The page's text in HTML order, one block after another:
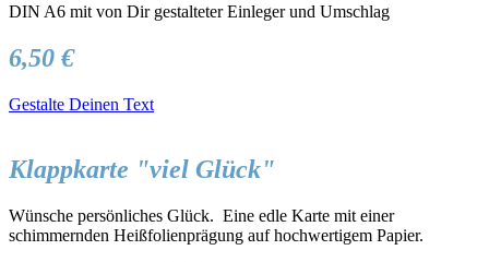
DIN A6 mit von Dir gestalteter Einleger und Umschlag
6,50 €
Gestalte Deinen Text
Klappkarte "viel Glück"
Wünsche persönliches Glück. Eine edle Karte mit einer
schimmernden Heißfolienprägung auf hochwertigem Papier.